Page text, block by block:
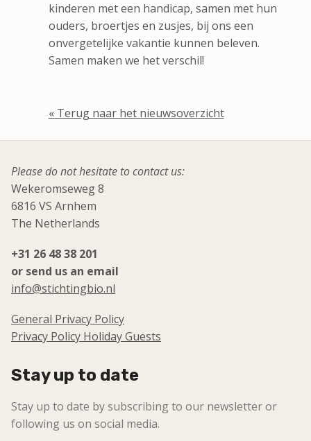
kinderen met een handicap, samen met hun
ouders, broertjes en zusjes, bij ons een
onvergetelijke vakantie kunnen beleven.
Samen maken we het verschil!
« Terug naar het nieuwsoverzicht
Please do not hesitate to contact us:
Wekeromseweg 8
6816 VS Arnhem
The Netherlands
+31 26 48 38 201
or send us an email
info@stichtingbio.nl
General Privacy Policy
Privacy Policy Holiday Guests
Stay up to date
Stay up to date by subscribing to our newsletter or
following us on social media.